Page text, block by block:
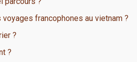
francophones au vietnam ?
?
?